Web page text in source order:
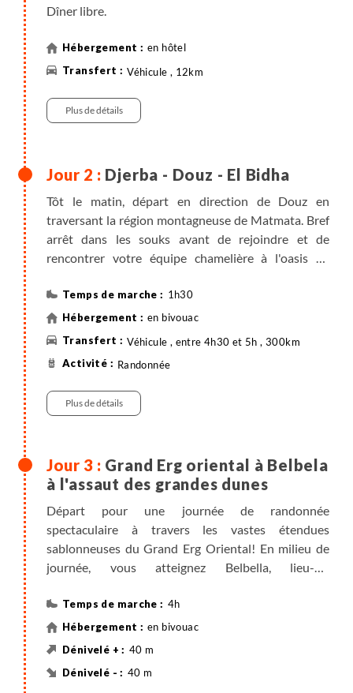
Dîner libre.
en hôtel
Véhicule , 12km
Plus de détails
Djerba - Douz - El Bidha
Tôt le matin, départ en direction de Douz en
traversant la région montagneuse de Matmata. Bref
arrêt dans les souks avant de rejoindre et de
rencontrer votre équipe chamelière à l'oasis de
caravane pour une première immersion dans le
Sahara. Après environ 1h30 de randonnée, arrivée à
El Bidha, installation du campement pour la nuit,
préparation du dîner et dégustation de pain cuit
sous le sable.
Veillée avec l'équipe des chameliers autour du feu et
d'un thé à la menthe.
1h30
en bivouac
Véhicule , entre 4h30 et 5h , 300km
Randonnée
Plus de détails
Grand Erg oriental à Belbela
à l'assaut des grandes dunes
Départ pour une journée de randonnée
spectaculaire à travers les vastes étendues
sablonneuses du Grand Erg Oriental! En milieu de
journée, vous atteignez Belbella, lieu-dit
de la région. Puis au coucher du soleil, retour au
campement pour vous reposer et vous détendre
près du feu en dégustant un dîner savoureux et
Nuit sous tente commune bédouine ou à la belle
4h
en bivouac
40 m
40 m